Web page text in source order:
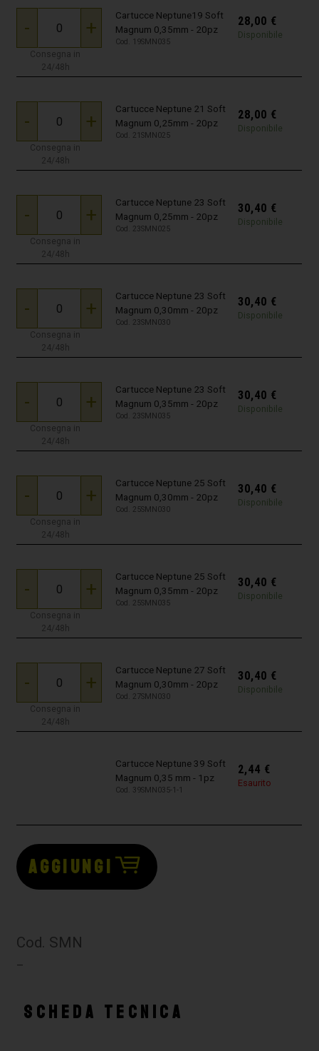
- +
Consegna in
24/48h
Cartucce Neptune19 Soft
Magnum 0,35mm - 20pz
Cod. 19SMN035
28,00 €
Disponibile
- +
Consegna in
24/48h
Cartucce Neptune 21 Soft
Magnum 0,25mm - 20pz
Cod. 21SMN025
28,00 €
Disponibile
- +
Consegna in
24/48h
Cartucce Neptune 23 Soft
Magnum 0,25mm - 20pz
Cod. 23SMN025
30,40 €
Disponibile
- +
Consegna in
24/48h
Cartucce Neptune 23 Soft
Magnum 0,30mm - 20pz
Cod. 23SMN030
30,40 €
Disponibile
- +
Consegna in
24/48h
Cartucce Neptune 23 Soft
Magnum 0,35mm - 20pz
Cod. 23SMN035
30,40 €
Disponibile
- +
Consegna in
24/48h
Cartucce Neptune 25 Soft
Magnum 0,30mm - 20pz
Cod. 25SMN030
30,40 €
Disponibile
- +
Consegna in
24/48h
Cartucce Neptune 25 Soft
Magnum 0,35mm - 20pz
Cod. 25SMN035
30,40 €
Disponibile
- +
Consegna in
24/48h
Cartucce Neptune 27 Soft
Magnum 0,30mm - 20pz
Cod. 27SMN030
30,40 €
Disponibile
Cartucce Neptune 39 Soft
Magnum 0,35 mm - 1pz
Cod. 39SMN035-1-1
2,44 €
Esaurito
AGGIUNGI
Cod. SMN
–
SCHEDA TECNICA